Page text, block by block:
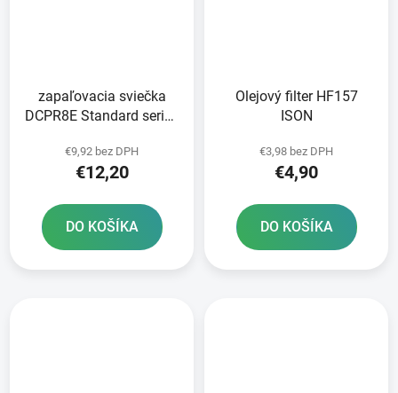
zapaľovacia sviečka
DCPR8E Standard series
€9,92 bez DPH
€12,20
DO KOŠÍKA
Olejový filter HF157
ISON
€3,98 bez DPH
€4,90
DO KOŠÍKA